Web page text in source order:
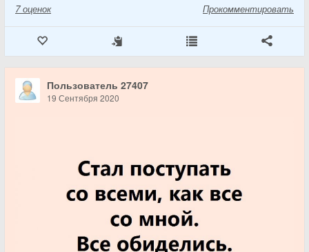
7 оценок Прокомментировать
Пользователь 27407
19 Сентября 2020